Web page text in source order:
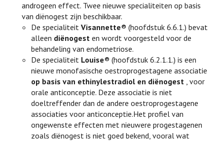
androgeen effect. Twee nieuwe specialiteiten op basis
van diënogest zijn beschikbaar.
De specialiteitVisannette® (hoofdstuk 6.6.1.) bevat
alleen diënogest en wordt voorgesteld voor de
behandeling van endometriose.
De specialiteit Louise® (hoofdstuk 6.2.1.1.) is een
nieuwe monofasische oestroprogestagene associatie
op basis van ethinylestradiol en diënogest , voor
orale anticonceptie. Deze associatie is niet
doeltreffender dan de andere oestroprogestagene
associaties voor anticonceptie.Het profiel van
ongewenste effecten met nieuwere progestagenen
zoals diënogest is niet goed bekend, vooral wat